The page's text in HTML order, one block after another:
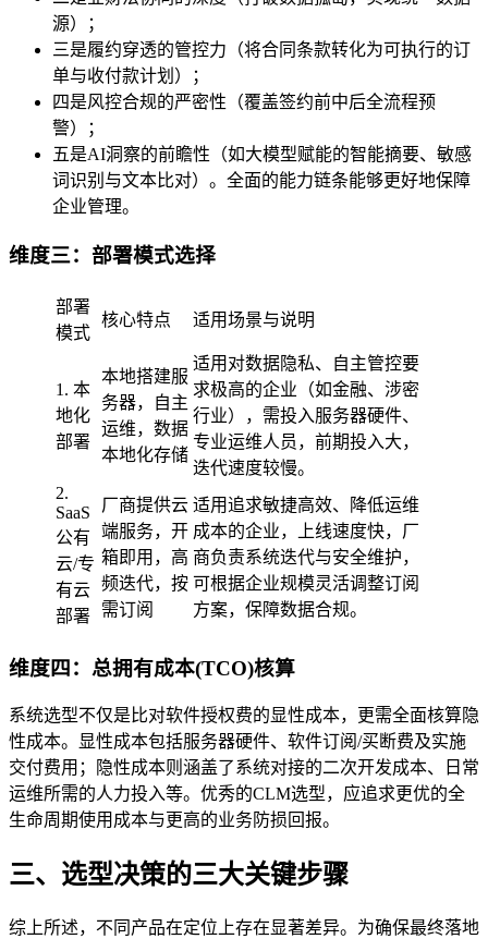
源）；
三是履约穿透的管控力（将合同条款转化为可执行的订
单与收付款计划）；
四是风控合规的严密性（覆盖签约前中后全流程预
警）；
五是AI洞察的前瞻性（如大模型赋能的智能摘要、敏感
词识别与文本比对）。全面的能力链条能够更好地保障
企业管理。
维度三：部署模式选择
部署
模式
核心特点 适用场景与说明
1. 本
地化
部署
本地搭建服
务器，自主
运维，数据
本地化存储
适用对数据隐私、自主管控要
求极高的企业（如金融、涉密
行业），需投入服务器硬件、
专业运维人员，前期投入大，
迭代速度较慢。
2.
SaaS
公有
云/专
有云
部署
厂商提供云
端服务，开
箱即用，高
频迭代，按
需订阅
适用追求敏捷高效、降低运维
成本的企业，上线速度快，厂
商负责系统迭代与安全维护，
可根据企业规模灵活调整订阅
方案，保障数据合规。
维度四：总拥有成本(TCO)核算
系统选型不仅是比对软件授权费的显性成本，更需全面核算隐
性成本。显性成本包括服务器硬件、软件订阅/买断费及实施
交付费用；隐性成本则涵盖了系统对接的二次开发成本、日常
运维所需的人力投入等。优秀的CLM选型，应追求更优的全
生命周期使用成本与更高的业务防损回报。
三、选型决策的三大关键步骤
综上所述，不同产品在定位上存在显著差异。为确保最终落地